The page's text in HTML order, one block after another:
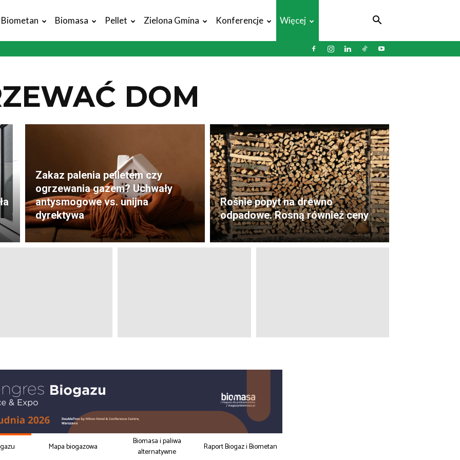
Biometan Biomasa Pellet Zielona Gmina Konferencje Więcej
DOM
Zakaz palenia pelletem czy
ogrzewania gazem? Uchwały
antysmogowe vs. unijna
dyrektywa
Rośnie popyt na drewno
odpadowe. Rosną również ceny
Mapa biogazowa
Biomasa i paliwa
alternatywne
Raport Biogaz i Biometan